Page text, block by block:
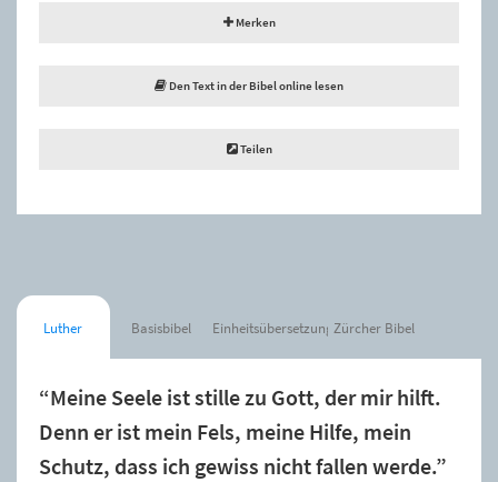
Merken
Den Text in der Bibel online lesen
Teilen
Luther Basisbibel Einheitsübersetzung Zürcher Bibel
“Meine Seele ist stille zu Gott, der mir hilft.
Denn er ist mein Fels, meine Hilfe, mein
Schutz, dass ich gewiss nicht fallen werde.”